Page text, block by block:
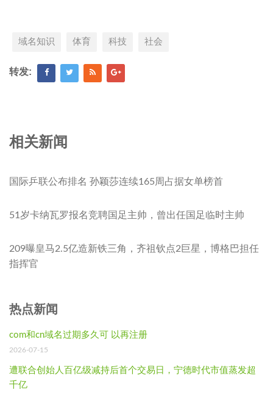
域名知识 体育 科技 社会
转发:
相关新闻
国际乒联公布排名 孙颖莎连续165周占据女单榜首
51岁卡纳瓦罗报名竞聘国足主帅，曾出任国足临时主帅
209曝皇马2.5亿造新铁三角，齐祖钦点2巨星，博格巴担任
指挥官
热点新闻
com和cn域名过期多久可 以再注册
2026-07-15
遭联合创始人百亿级减持后首个交易日，宁德时代市值蒸发超
千亿